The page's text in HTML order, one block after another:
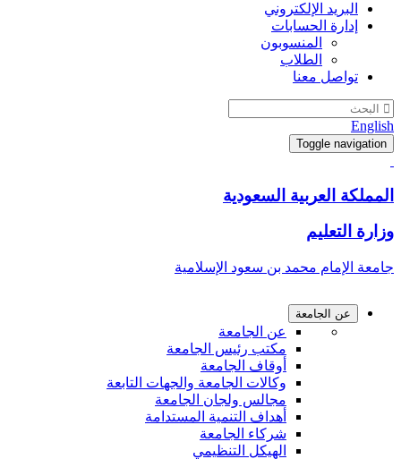
البريد الإلكتروني
إدارة الحسابات
المنسوبون
الطلاب
تواصل معنا
English
Toggle navigation
المملكة العربية السعودية
وزارة التعليم
جامعة الإمام محمد بن سعود الإسلامية
عن الجامعة
عن الجامعة
مكتب رئيس الجامعة
أوقاف الجامعة
وكالات الجامعة والجهات التابعة
مجالس ولجان الجامعة
أهداف التنمية المستدامة
شركاء الجامعة
الهيكل التنظيمي